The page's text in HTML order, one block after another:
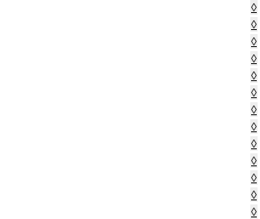
◊
◊
◊
◊
◊
◊
◊
◊
◊
◊
◊
◊
◊